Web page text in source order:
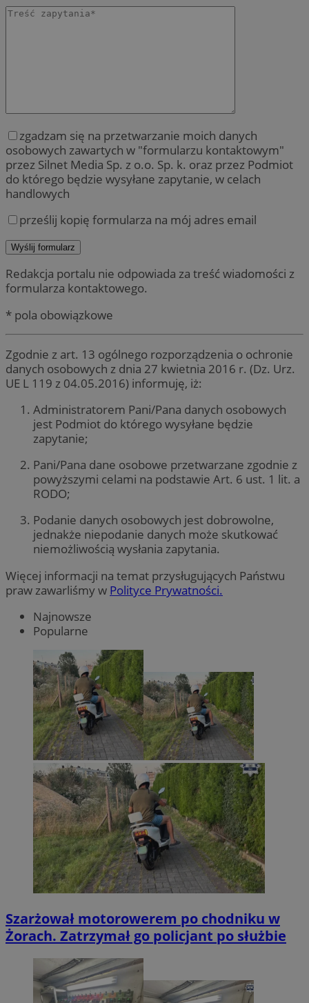
zgadzam się na przetwarzanie moich danych
osobowych zawartych w "formularzu kontaktowym"
przez Silnet Media Sp. z o.o. Sp. k. oraz przez Podmiot
do którego będzie wysyłane zapytanie, w celach
handlowych
prześlij kopię formularza na mój adres email
Redakcja portalu nie odpowiada za treść wiadomości z
formularza kontaktowego.
* pola obowiązkowe
Zgodnie z art. 13 ogólnego rozporządzenia o ochronie
danych osobowych z dnia 27 kwietnia 2016 r. (Dz. Urz.
UE L 119 z 04.05.2016) informuję, iż:
Administratorem Pani/Pana danych osobowych
jest Podmiot do którego wysyłane będzie
zapytanie;
Pani/Pana dane osobowe przetwarzane zgodnie z
powyższymi celami na podstawie Art. 6 ust. 1 lit. a
RODO;
Podanie danych osobowych jest dobrowolne,
jednakże niepodanie danych może skutkować
niemożliwością wysłania zapytania.
Więcej informacji na temat przysługujących Państwu
praw zawarliśmy w Polityce Prywatności.
Najnowsze
Popularne
Szarżował motorowerem po chodniku w
Żorach. Zatrzymał go policjant po służbie